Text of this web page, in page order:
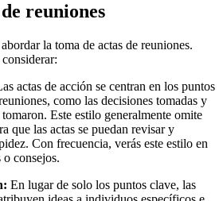
reuniones
la toma de actas de reuniones.
actas de acción se centran en los puntos
como las decisiones tomadas y
Este estilo generalmente omite
que las actas se puedan revisar y
Con frecuencia, verás este estilo en
o consejos.
En lugar de solo los puntos clave, las